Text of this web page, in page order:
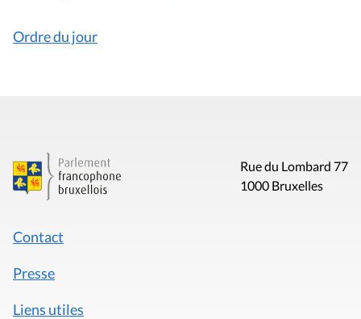
Ordre du jour
Rue du Lombard 77
1000 Bruxelles
Contact
Presse
Liens utiles